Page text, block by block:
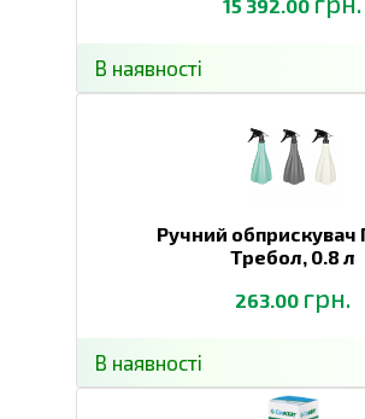
15 392.00
В наявності
Ручний обприскувач
Требол, 0.8 л
263.00 грн.
В наявності